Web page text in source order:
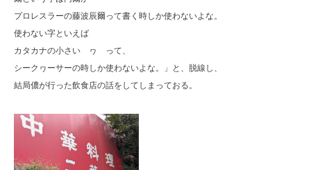
プロレスラーの藤波辰爾って書く時しか使わないよな。
使わない字といえば
カタカナの小さい ヮ って、
シークヮーサーの時しか使わないよな。」と、脱線し、
結局儂が行った飲食店の話をしてしまっておる。